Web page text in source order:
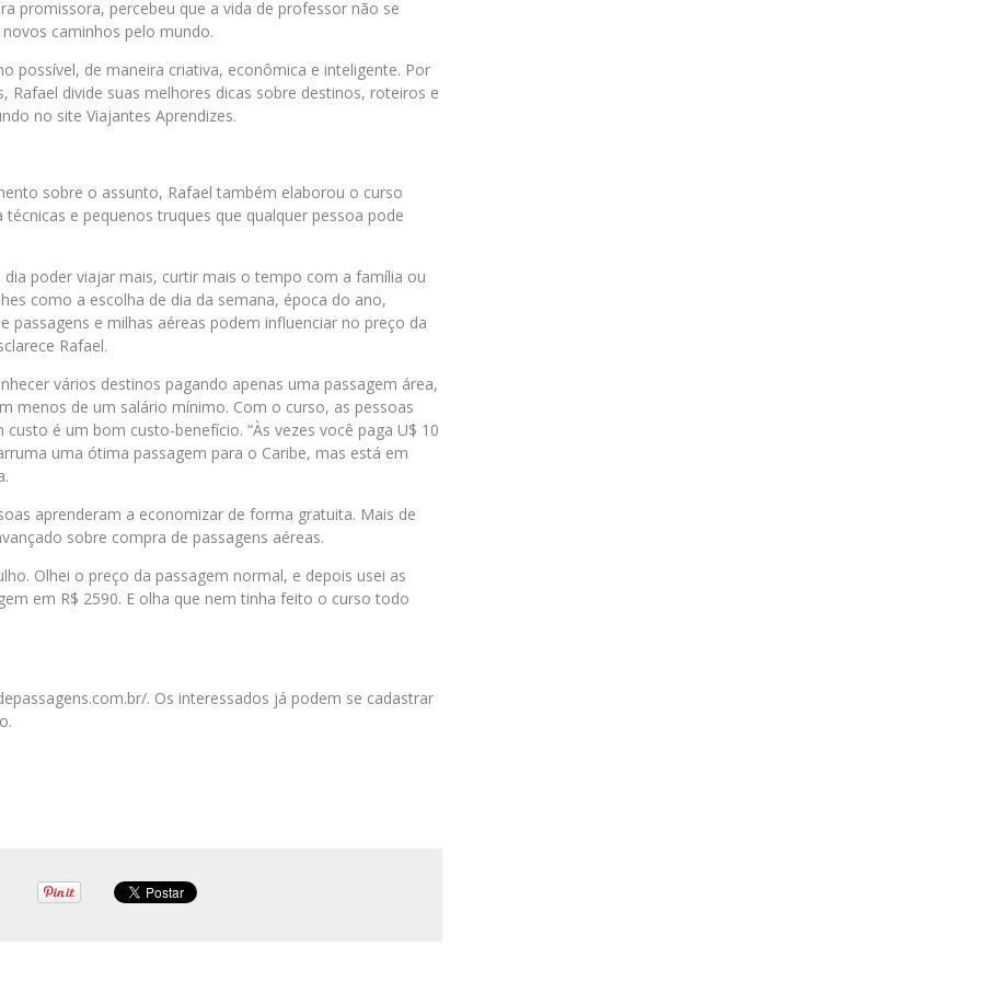
promissora, percebeu que a vida de professor não se
caminhos pelo mundo.
possível, de maneira criativa, econômica e inteligente. Por
divide suas melhores dicas sobre destinos, roteiros e
no site Viajantes Aprendizes.
sobre o assunto, Rafael também elaborou o curso
e pequenos truques que qualquer pessoa pode
poder viajar mais, curtir mais o tempo com a família ou
como a escolha de dia da semana, época do ano,
e milhas aéreas podem influenciar no preço da
Rafael.
vários destinos pagando apenas uma passagem área,
menos de um salário mínimo. Com o curso, as pessoas
é um bom custo-benefício. “Às vezes você paga U$ 10
uma ótima passagem para o Caribe, mas está em
aprenderam a economizar de forma gratuita. Mais de
sobre compra de passagens aéreas.
Olhei o preço da passagem normal, e depois usei as
em R$ 2590. E olha que nem tinha feito o curso todo
. Os interessados já podem se cadastrar